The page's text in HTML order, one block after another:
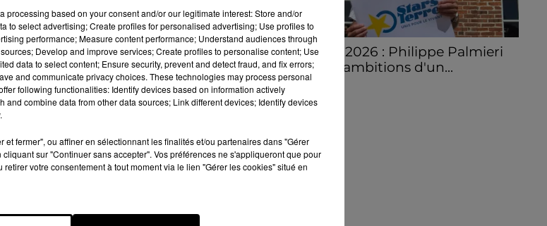
COUP D'ENVOI DU
Stars'Terre 2026 : Philippe Palmieri
dévoile les ambitions d'un...
À quelques semaines de la première
édition de Stars'Terre, organisée du 18 au 20
processing based on your consent and/or our legitimate interest: Store and/or
to select advertising; Create profiles for personalised advertising; Use profiles to
performance; Measure content performance; Understand audiences through
Develop and improve services; Create profiles to personalise content; Use
data to select content; Ensure security, prevent and detect fraud, and fix errors;
and communicate privacy choices. These technologies may process personal
following functionalities: Identify devices based on information actively
and combine data from other data sources; Link different devices; Identify devices
et fermer", ou affiner en sélectionnant les finalités et/ou partenaires dans "Gérer
sur "Continuer sans accepter". Vos préférences ne s'appliqueront que pour
votre consentement à tout moment via le lien "Gérer les cookies" situé en